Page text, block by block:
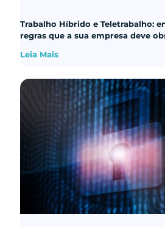
Trabalho Híbrido e Teletrabalho:
regras que a sua empresa deve
Leia Mais